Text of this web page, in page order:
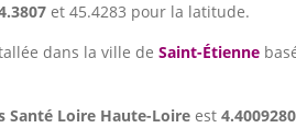
et 45.4283 pour la latitude.
dans la ville de Saint-Étienne
Santé Loire Haute-Loire est